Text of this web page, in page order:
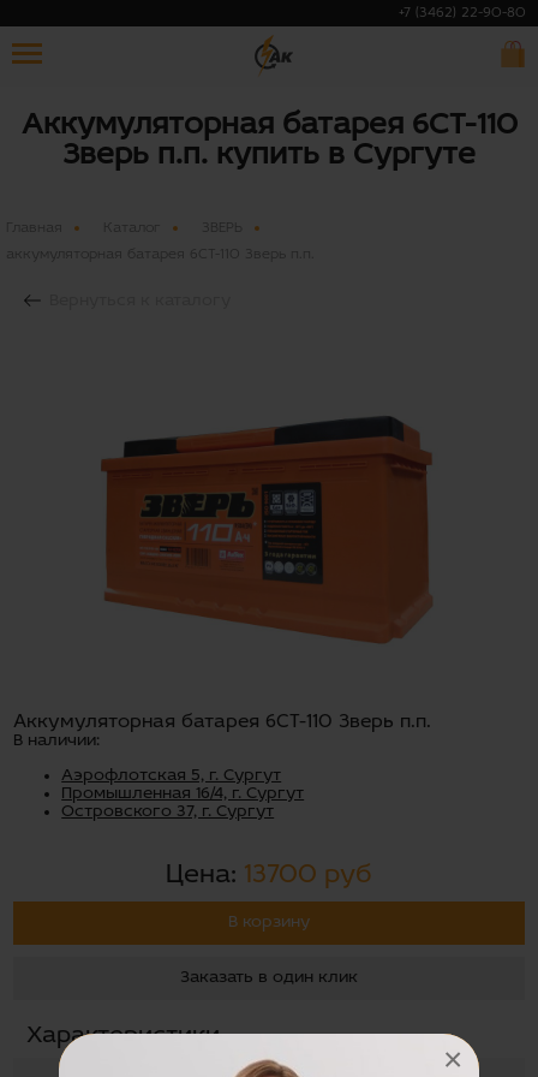
×
+7 (3462) 22-90-80
Аккумуляторная батарея 6СТ-110
Зверь п.п. купить в Сургуте
Главная
ЗВЕРЬ
аккумуляторная батарея 6СТ-110 Зверь п.п.
Аккумуляторная батарея 6СТ-110 Зверь п.п.
В наличии:
Аэрофлотская 5, г. Сургут
Промышленная 16/4, г. Сургут
Островского 37, г. Сургут
Цена: 13700 руб
В корзину
Заказать в один клик
Характеристики